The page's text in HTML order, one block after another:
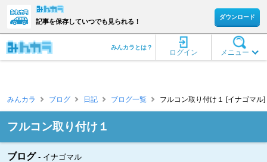
記事を保存していつでも見られる！
ダウンロード
メニュー
ログイン
みんカラとは？
みんカラ ブログ 日記 ブログ一覧 フルコン取り付け１ [イナゴマル]
フルコン取り付け１
ブログ イナゴマル